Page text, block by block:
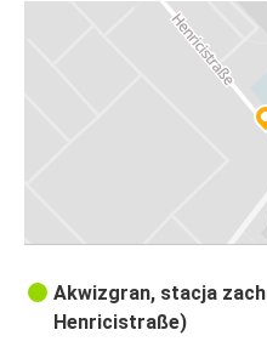
Akwizgran, stacja
Henricistraße)